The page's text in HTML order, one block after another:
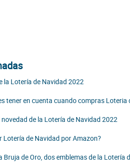
la Lotería de Navidad 2022
tener en cuenta cuando compras Loteria
de la Lotería de Navidad 2022
Lotería de Navidad por Amazon?
Bruja de Oro, dos emblemas de la Lotería